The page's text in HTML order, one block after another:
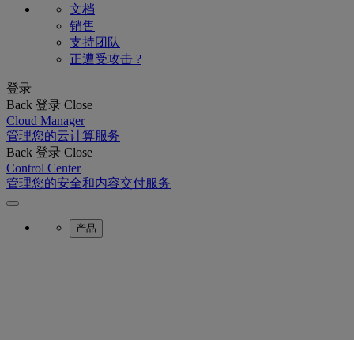
文档
销售
支持团队
正遭受攻击 ?
登录
Back 登录 Close
Cloud Manager
管理您的云计算服务
Back 登录 Close
Control Center
管理您的安全和内容交付服务
产品